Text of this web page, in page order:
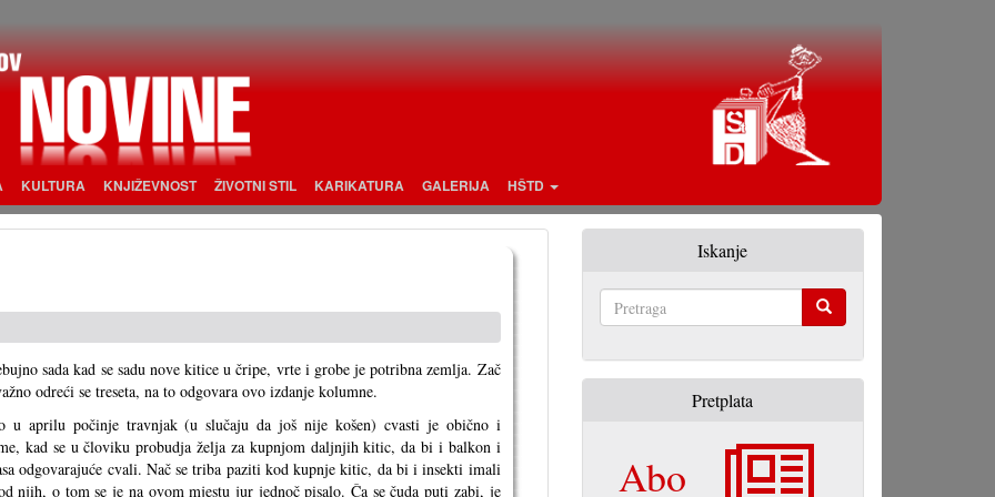
KULTURA KNJIŽEVNOST ŽIVOTNI STIL KARIKATURA GALERIJA HŠTD
sada kad se sadu nove kitice u čripe, vrte i grobe je potribna zemlja. Zač
odreći se treseta, na to odgovara ovo izdanje kolumne.
u aprilu počinje travnjak (u slučaju da još nije košen) cvasti je obično i
kad se u človiku probudja želja za kupnjom daljnjih kitic, da bi i balkon i
odgovarajuće cvali. Nač se triba paziti kod kupnje kitic, da bi i insekti imali
njih, o tom se je na ovom mjestu jur jednoč pisalo. Ča se čuda puti zabi, je
Iskanje
Pretplata
Abo